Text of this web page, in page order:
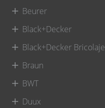
Beurer
Black+Decker
Black+Decker Bricolaje
Braun
BWT
Duux